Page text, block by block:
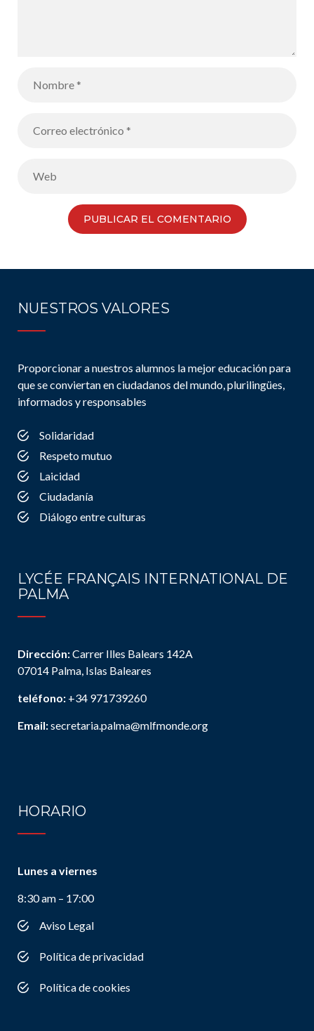
NUESTROS VALORES
Proporcionar a nuestros alumnos la mejor educación para
que se conviertan en ciudadanos del mundo, plurilingües,
informados y responsables
Solidaridad
Respeto mutuo
Laicidad
Ciudadanía
Diálogo entre culturas
LYCÉE FRANÇAIS INTERNATIONAL DE
PALMA
Dirección:Carrer Illes Balears 142A
07014 Palma, Islas Baleares
teléfono: +34 971739260
Email:secretaria.palma@mlfmonde.org
HORARIO
Lunes a viernes
8:30 am – 17:00
Aviso Legal
Política de privacidad
Política de cookies